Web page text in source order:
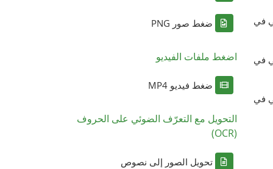
في
في
في
ضغط صور PNG
اضغط ملفات الفيديو
ضغط فيديو MP4
التحويل مع التعرّف الضوئي على الحروف
(OCR)
تحويل الصور إلى نصوص